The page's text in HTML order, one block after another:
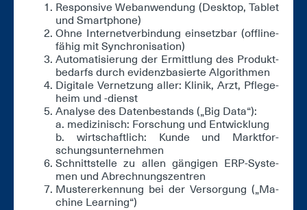
Re­s­pon­sive Web­an­wen­dung (Desk­top, Ta­blet
und Smart­pho­ne)
Oh­ne In­ter­net­ver­bin­dung ein­setz­bar (off­lin­e­
fä­hig mit Syn­chro­ni­sa­ti­on)
Au­to­ma­ti­sie­rung der Er­mitt­lung des Pro­dukt­
be­darfs durch evi­denz­ba­sier­te Al­go­rith­men
Di­gi­ta­le Ver­net­zung al­ler: Kli­nik, Arzt, Pfle­ge­
heim und -dienst
Ana­ly­se des Da­ten­be­stands („Big Da­ta“):
a. me­di­zi­nisch: For­schung und Ent­wick­lung
b. wirt­schaft­lich: Kun­de und Markt­for­
schungs­un­ter­neh­men
Schnitt­stel­le zu al­len gän­gi­gen ERP-Sys­te­
men und Ab­rech­nungs­zen­tren
Mus­ter­er­ken­nung bei der Ver­sor­gung („Ma­
chi­ne Learning“)